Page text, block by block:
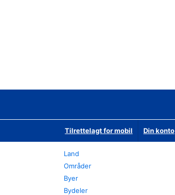
Tilrettelagt for mobil Din konto
Land
Områder
Byer
Bydeler